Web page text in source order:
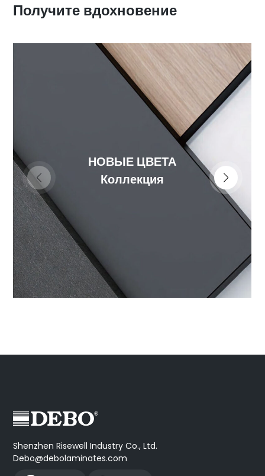
Получите вдохновение
НОВЫЕ ЦВЕТА
Коллекция
Shenzhen Risewell Industry Co., Ltd.
Debo@debolaminates.com